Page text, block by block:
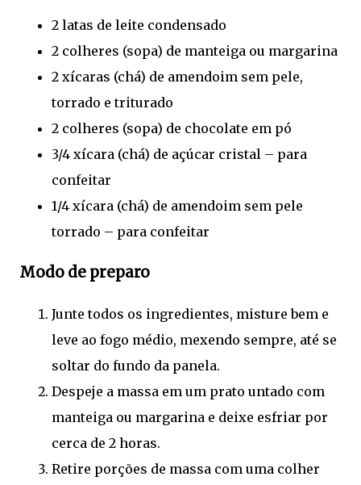
2 latas de leite condensado
2 colheres (sopa) de manteiga ou margarina
2 xícaras (chá) de amendoim sem pele,
torrado e triturado
2 colheres (sopa) de chocolate em pó
3/4 xícara (chá) de açúcar cristal – para
confeitar
1/4 xícara (chá) de amendoim sem pele
torrado – para confeitar
Modo de preparo
Junte todos os ingredientes, misture bem e
leve ao fogo médio, mexendo sempre, até se
soltar do fundo da panela.
Despeje a massa em um prato untado com
manteiga ou margarina e deixe esfriar por
cerca de 2 horas.
Retire porções de massa com uma colher